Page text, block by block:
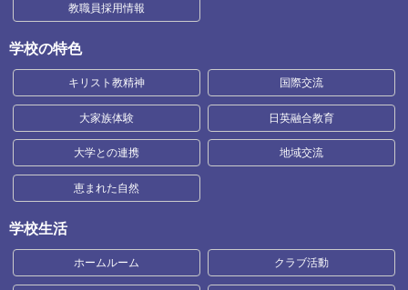
教職員採用情報
学校の特色
キリスト教精神 国際交流
大家族体験 日英融合教育
大学との連携 地域交流
恵まれた自然
学校生活
ホームルーム クラブ活動